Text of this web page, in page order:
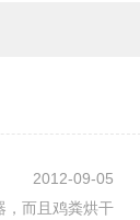
2012-09-05
，而且鸡粪烘干